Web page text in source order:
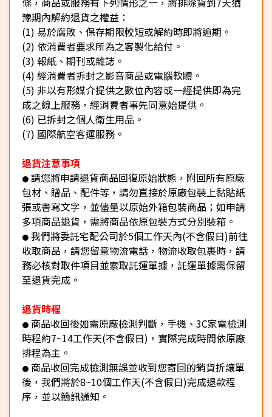
豫期內解約退貨之權益：
(1) 易於腐敗、保存期限較短或解約時即將逾期。
(2) 依消費者要求所為之客製化給付。
(3) 報紙、期刊或雜誌。
(4) 經消費者拆封之影音商品或電腦軟體。
(5) 非以有形媒介提供之數位內容或一經提供即為完
成之線上服務，經消費者事先同意始提供。
(6) 已拆封之個人衛生用品。
(7) 國際航空客運服務。
退貨注意事項
● 請您將申請退貨商品回復原始狀態，附回所有原廠
包材、贈品、配件等，請勿直接於原廠包裝上黏貼紙
張或書寫文字，並儘量以原始外箱包裝商品；如申請
多項商品退貨，需將商品依原包裝方式分別裝箱。
● 我們將委託宅配公司於5個工作天內(不含假日)前往
收取商品，請您留意物流電話，物流收取包裹時，請
務必核對取件項目並索取託運單據，託運單據需保留
至退貨完成。
退貨時程
● 商品收回後如需原廠檢測判斷，手機、3C家電檢測
時程約7~14工作天(不含假日)，實際完成時間依原廠
排程為主。
● 商品收回完成檢測無誤並收到您寄回的銷貨折讓單
後，我們將於8~10個工作天(不含假日)完成退款程
序，並以簡訊通知。